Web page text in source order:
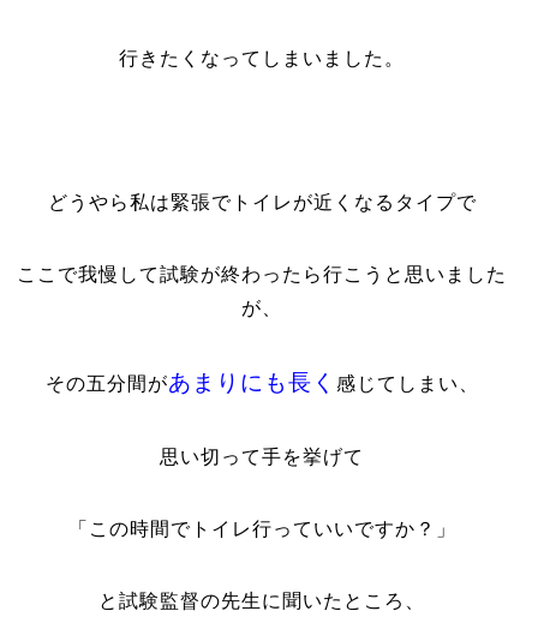
行きたくなってしまいました。
どうやら私は緊張でトイレが近くなるタイプで
ここで我慢して試験が終わったら行こうと思いました
が、
その五分間があまりにも長く 感じてしまい、
思い切って手を挙げて
「この時間でトイレ行っていいですか？」
と試験監督の先生に聞いたところ、